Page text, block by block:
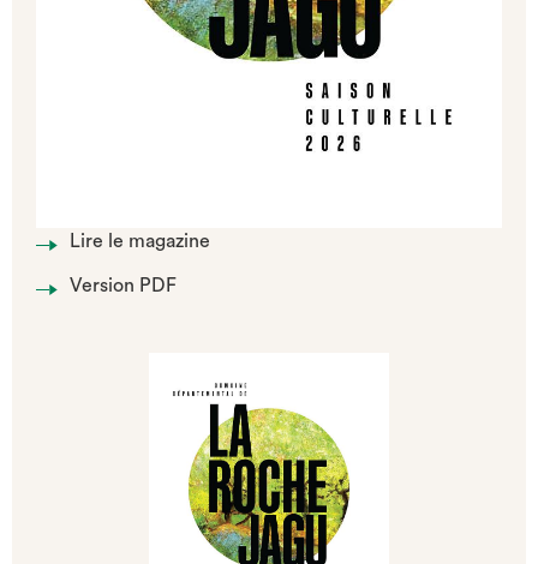
Lire le magazine
Version PDF